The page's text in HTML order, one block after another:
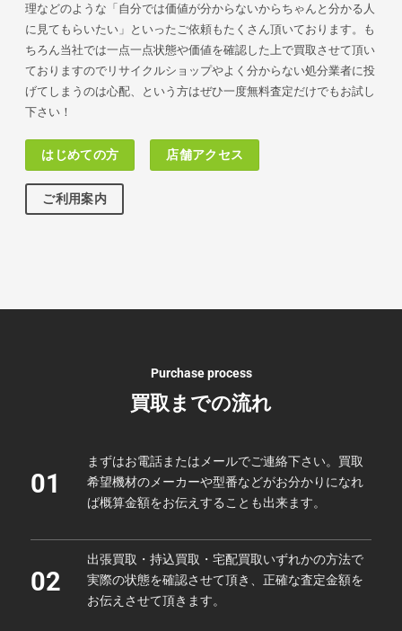
理などのような「自分では価値が分からないからちゃんと分かる人
に見てもらいたい」といったご依頼もたくさん頂いております。も
ちろん当社では一点一点状態や価値を確認した上で買取させて頂い
ておりますのでリサイクルショップやよく分からない処分業者に投
げてしまうのは心配、という方はぜひ一度無料査定だけでもお試し
下さい！
はじめての方 店舗アクセス
ご利用案内
Purchase process
買取までの流れ
01
まずはお電話またはメールでご連絡下さい。買取
希望機材のメーカーや型番などがお分かりになれ
ば概算金額をお伝えすることも出来ます。
02
出張買取・持込買取・宅配買取いずれかの方法で
実際の状態を確認させて頂き、正確な査定金額を
お伝えさせて頂きます。